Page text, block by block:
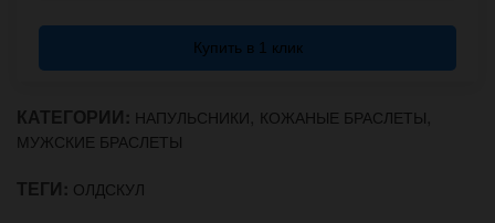
Купить в 1 клик
КАТЕГОРИИ: НАПУЛЬСНИКИ, КОЖАНЫЕ БРАСЛЕТЫ,
МУЖСКИЕ БРАСЛЕТЫ
ТЕГИ: ОЛДСКУЛ